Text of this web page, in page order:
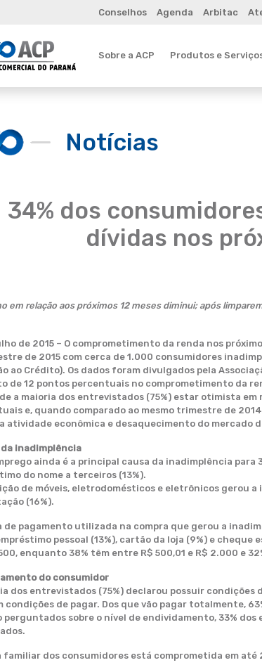
Conselhos Agenda Arbitac
Sobre a ACP Produtos e
Notícias
34% dos
dívidas nos
em relação aos próximos 12 meses diminui; após
de 2015 – O comprometimento da renda nos
de 2015 com cerca de 1.000 consumidores
ao Crédito). Os dados foram divulgados pela
de 12 pontos percentuais no comprometimento da
a maioria dos entrevistados (75%) estar otimista
e, quando comparado ao mesmo trimestre de
atividade econômica e desaquecimento do mercado
da inadimplência
ainda é a principal causa da inadimplência para
do nome a terceiros (13%).
de móveis, eletrodomésticos e eletrônicos gerou
(16%).
de pagamento utilizada na compra que gerou a
pessoal (13%), cartão da loja (9%) e
enquanto 38% têm entre R$ 500,01 e R$ 2.000 e
do consumidor
dos entrevistados (75%) declarou possuir condições
condições de pagar. Dos que vão pagar totalmente,
perguntados sobre o nível de endividamento, 33%
familiar dos consumidores está comprometida em até